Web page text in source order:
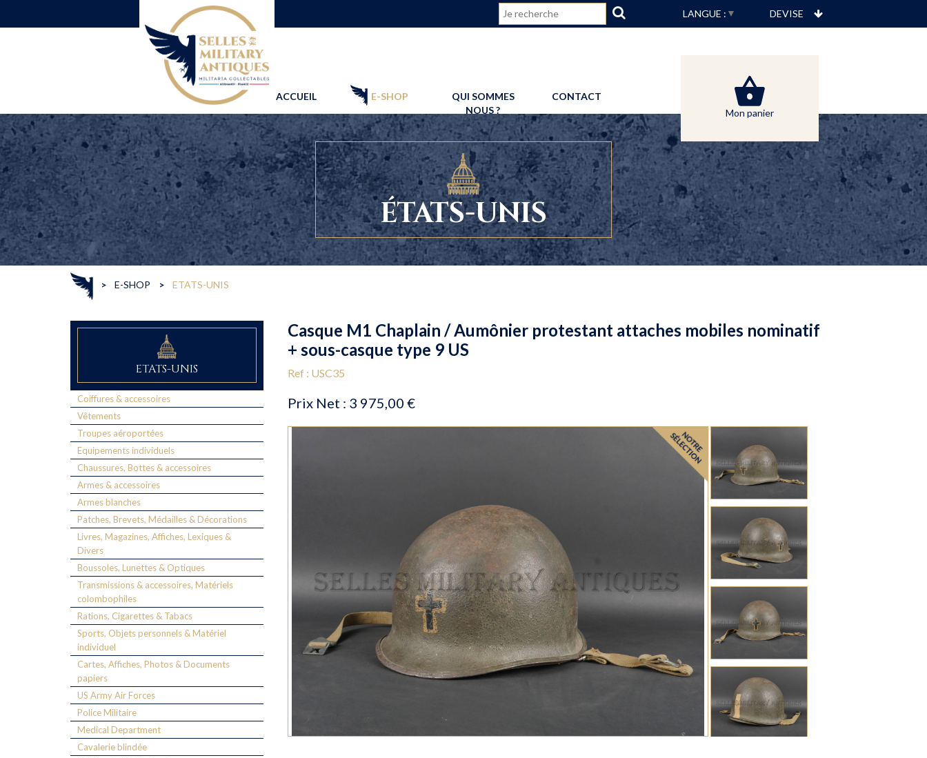
LANGUE : ▼
ACCUEIL E-SHOP
QUI SOMMES
NOUS ?
CONTACT
Mon panier
ÉTATS-UNIS
>E-SHOP >ETATS-UNIS
ETATS-UNIS
Coiffures & accessoires
Vêtements
Troupes aéroportées
Equipements individuels
Chaussures, Bottes & accessoires
Armes & accessoires
Armes blanches
Patches, Brevets, Médailles & Décorations
Livres, Magazines, Affiches, Lexiques &
Divers
Boussoles, Lunettes & Optiques
Transmissions & accessoires, Matériels
colombophiles
Rations, Cigarettes & Tabacs
Sports, Objets personnels & Matériel
individuel
Cartes, Affiches, Photos & Documents
papiers
US Army Air Forces
Police Militaire
Medical Department
Cavalerie blindée
Casque M1 Chaplain / Aumônier protestant attaches mobiles nominatif
+ sous-casque type 9 US
Ref : USC35
Prix Net : 3 975,00 €